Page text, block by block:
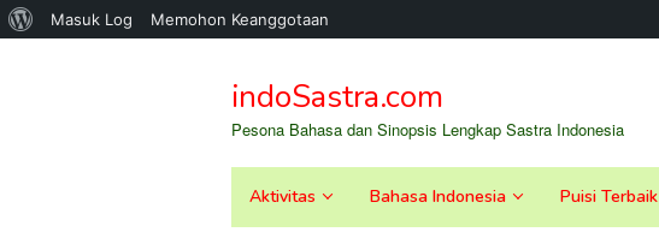
Tentang
Masuk Log Memohon Keanggotaan
kontenindoSastra.com
Pesona Bahasa dan Sinopsis Lengkap Sastra Indonesia
Aktivitas Bahasa Indonesia Puisi Terbaik